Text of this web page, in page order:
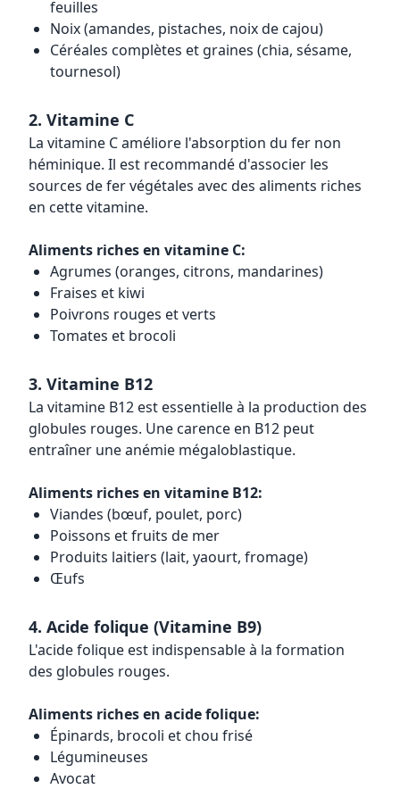
feuilles
Noix (amandes, pistaches, noix de cajou)
Céréales complètes et graines (chia, sésame,
tournesol)
2. Vitamine C
La vitamine C améliore l'absorption du fer non
héminique. Il est recommandé d'associer les
sources de fer végétales avec des aliments riches
en cette vitamine.
Aliments riches en vitamine C:
Agrumes (oranges, citrons, mandarines)
Fraises et kiwi
Poivrons rouges et verts
Tomates et brocoli
3. Vitamine B12
La vitamine B12 est essentielle à la production des
globules rouges. Une carence en B12 peut
entraîner une anémie mégaloblastique.
Aliments riches en vitamine B12:
Viandes (bœuf, poulet, porc)
Poissons et fruits de mer
Produits laitiers (lait, yaourt, fromage)
Œufs
4. Acide folique (Vitamine B9)
L'acide folique est indispensable à la formation
des globules rouges.
Aliments riches en acide folique:
Épinards, brocoli et chou frisé
Légumineuses
Avocat